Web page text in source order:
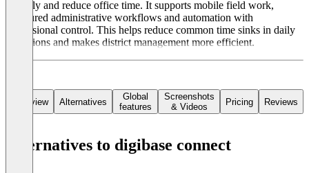
digitally and reduce office time. It supports mobile field work,
structured administrative workflows and automation with
professional control. This helps reduce common time sinks in daily
operations and makes district management more efficient.
Overview Alternatives
Global
features
Screenshots
& Videos
Pricing Reviews
Alternatives to digibase connect